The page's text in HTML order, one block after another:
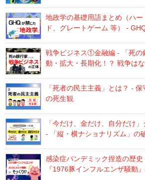
地政学の基礎用語まとめ（ハ
ド、グレートゲーム 等） -
戦争ビジネス①金融編 - 「死の
動・拡大・長期化！？ 戦争は
「死者の民主主義」とは？ -
の死生観
「今だけ、金だけ、自分だけ
- 「縦・横ナショナリズム」の
感染症パンデミック捏造の歴
『1976豚インフルエンザ騒動